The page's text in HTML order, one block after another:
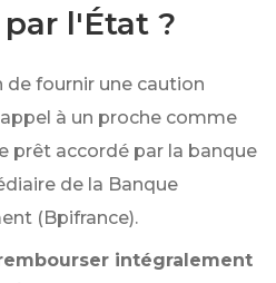
l'État ?
de fournir une caution
à un proche comme
prêt accordé par la banque
de la Banque
(Bpifrance).
intégralement